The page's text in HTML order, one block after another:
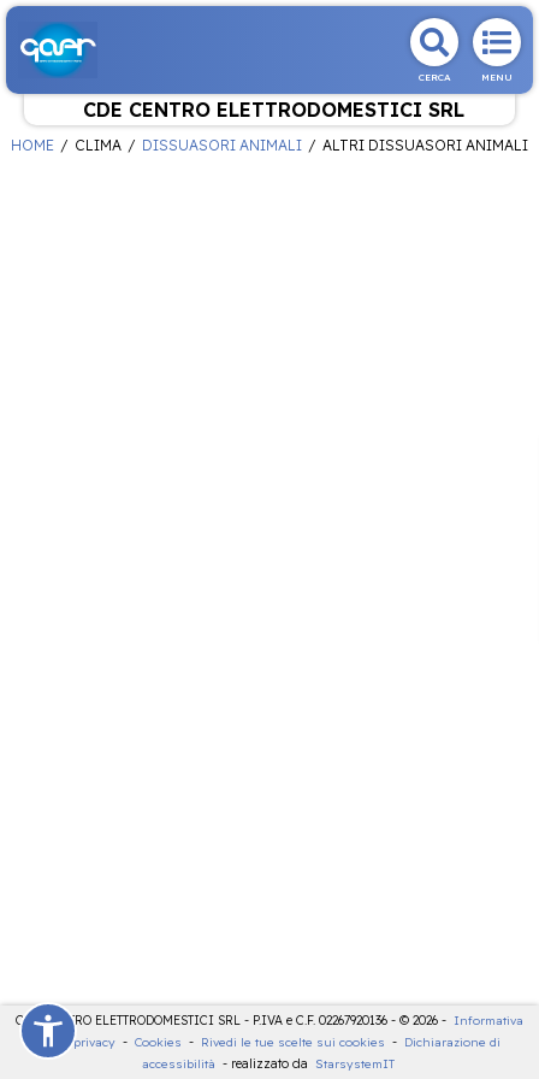
CERCA MENU
CDE CENTRO ELETTRODOMESTICI SRL
HOME CLIMA DISSUASORI ANIMALI ALTRI DISSUASORI ANIMALI
CDE CENTRO ELETTRODOMESTICI SRL - P.IVA e C.F. 02267920136 - © 2026 - Informativa
sulla privacy - Cookies - Rivedi le tue scelte sui cookies - Dichiarazione di
accessibilità - realizzato da StarsystemIT